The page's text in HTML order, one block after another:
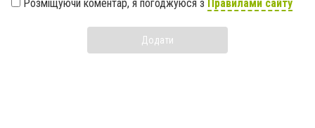
Розміщуючи коментар, я погоджуюся з Правилами сайту
Додати